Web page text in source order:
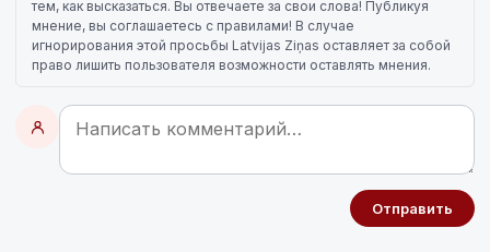
тем, как высказаться. Вы отвечаете за свои слова! Публикуя
мнение, вы соглашаетесь с правилами! В случае
игнорирования этой просьбы Latvijas Ziņas оставляет за собой
право лишить пользователя возможности оставлять мнения.
Отправить